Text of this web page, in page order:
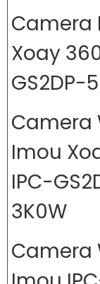
Camera
Xoay
GS2DP-
Camera
Imou
IPC-
3K0W
Camera